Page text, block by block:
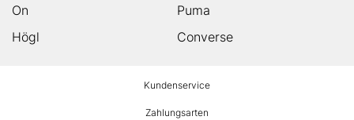
On
Puma
Högl
Converse
Kundenservice
Zahlungsarten